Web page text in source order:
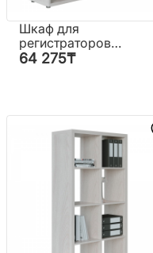
Шкаф для
регистраторов
"КУЛ-136/1"
64 275₸